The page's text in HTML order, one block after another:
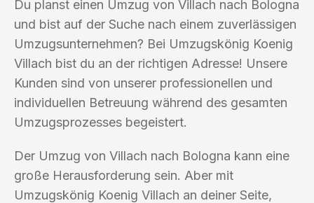
Du planst einen Umzug von Villach nach Bologna
und bist auf der Suche nach einem zuverlässigen
Umzugsunternehmen? Bei Umzugskönig Koenig
Villach bist du an der richtigen Adresse! Unsere
Kunden sind von unserer professionellen und
individuellen Betreuung während des gesamten
Umzugsprozesses begeistert.
Der Umzug von Villach nach Bologna kann eine
große Herausforderung sein. Aber mit
Umzugskönig Koenig Villach an deiner Seite,